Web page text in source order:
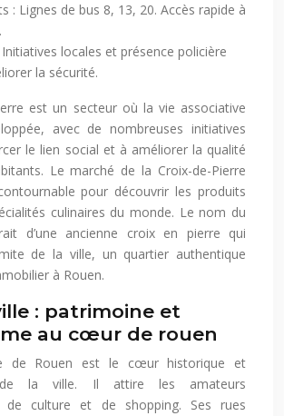
: Lignes de bus 8, 13, 20. Accès rapide à
Initiatives locales et présence policière
la sécurité.
est un secteur où la vie associative
avec de nombreuses initiatives
le lien social et à améliorer la qualité
Le marché de la Croix-de-Pierre
pour découvrir les produits
culinaires du monde. Le nom du
d’une ancienne croix en pierre qui
de la ville, un quartier authentique
à Rouen.
: patrimoine et
au cœur de rouen
de Rouen est le cœur historique et
de la ville. Il attire les amateurs
de culture et de shopping. Ses rues